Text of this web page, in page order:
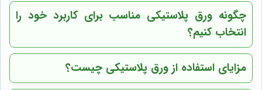
چگونه ورق پلاستیکی مناسب برای کاربرد خود را
انتخاب کنیم؟
مزایای استفاده از ورق پلاستیکی چیست؟